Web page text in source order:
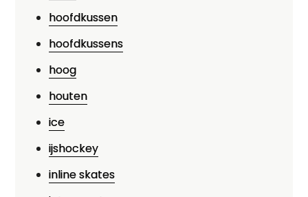
hoofdkussen
hoofdkussens
hoog
houten
ice
ijshockey
inline skates